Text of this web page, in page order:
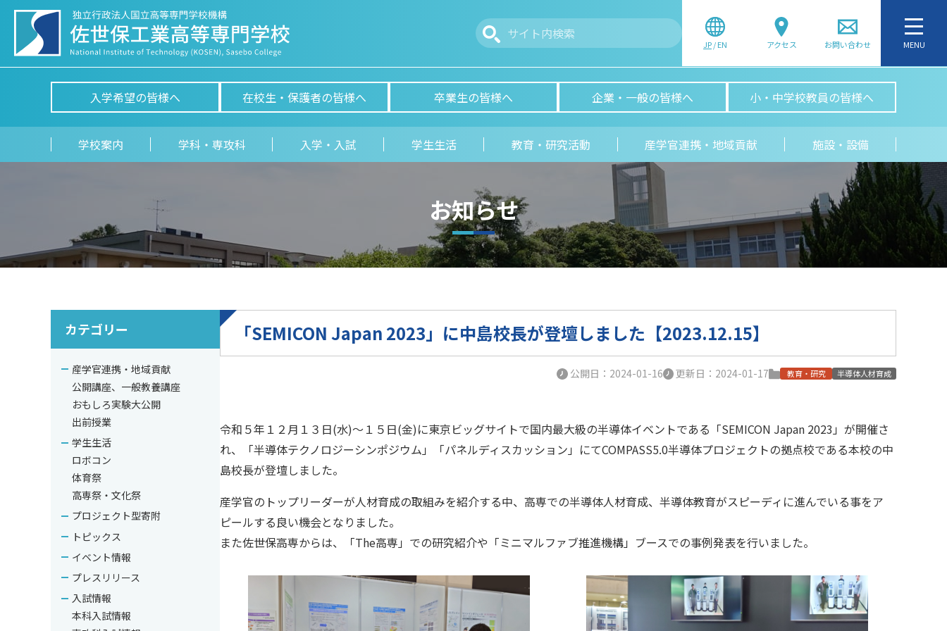
MENU
お問い合わせ
アクセス
JP/EN
入学希望の皆様へ 在校生・保護者の皆様へ 卒業生の皆様へ 企業・一般の皆様へ 小・中学校教員の皆様へ
学校案内 学科・専攻科 入学・入試 学生生活 教育・研究活動 産学官連携・地域貢献 施設・設備
お知らせ
「SEMICON Japan 2023」に中島校長が登壇しました【2023.12.15】
公開日：2024-01-16 更新日：2024-01-17 教育・研究 半導体人材育成
令和５年１２月１３日(水)～１５日(金)に東京ビッグサイトで国内最大級の半導体イベントである「SEMICON Japan 2023」が開催さ
れ、「半導体テクノロジーシンポジウム」「パネルディスカッション」にてCOMPASS5.0半導体プロジェクトの拠点校である本校の中
島校長が登壇しました。
産学官のトップリーダーが人材育成の取組みを紹介する中、高専での半導体人材育成、半導体教育がスピーディに進んでいる事をア
ピールする良い機会となりました。
また佐世保高専からは、「The高専」での研究紹介や「ミニマルファブ推進機構」ブースでの事例発表を行いました。
カテゴリー
産学官連携・地域貢献
公開講座、一般教養講座
おもしろ実験大公開
出前授業
学生生活
ロボコン
体育祭
高専祭・文化祭
プロジェクト型寄附
トピックス
イベント情報
プレスリリース
入試情報
本科入試情報